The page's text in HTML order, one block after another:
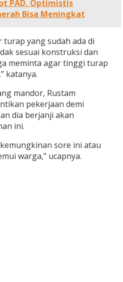
PAD, Optimistis
Bisa Meningkat
yang sudah ada di
sesuai konstruksi dan
meminta agar tinggi turap
katanya.
mandor, Rustam
pekerjaan demi
dia berjanji akan
ini.
sore ini atau
warga,” ucapnya.